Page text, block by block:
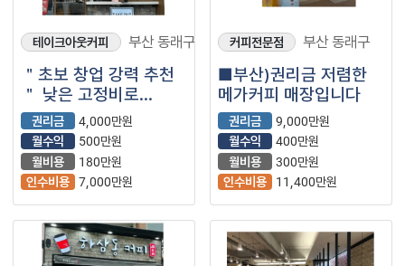
테이크아웃커피 부산 동래구
＂초보 창업 강력 추천
＂ 낮은 고정비로
안전하게 시작하는
부산동래구
하삼동커피！！
권리금
4,000만원
월수익
500만원
월비용
180만원
인수비용 7,000만원
커피전문점 부산 동래구
■부산)권리금 저렴한
메가커피 매장입니다
권리금
9,000만원
월수익
400만원
월비용
300만원
인수비용
11,400만원